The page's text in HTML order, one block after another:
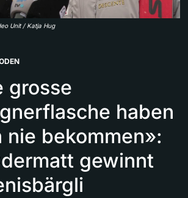
Unit / Katja Hug
grosse
haben
nie bekommen»:
gewinnt